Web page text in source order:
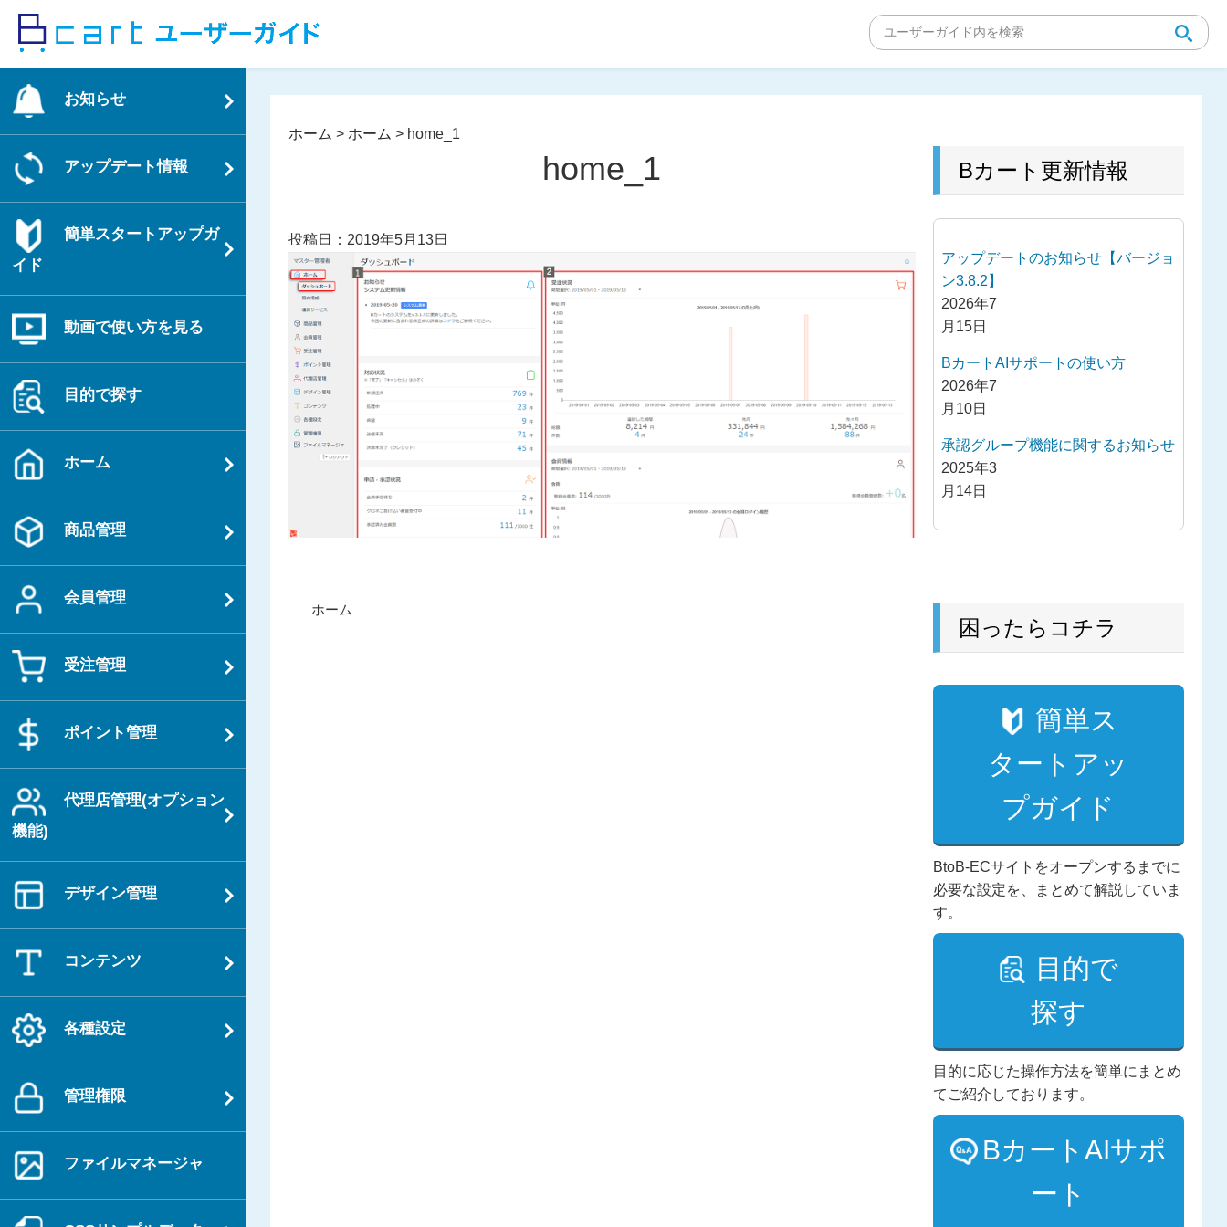
ッ
お知らせ
アップデート情報
簡単スタートアップガ
イド
動画で使い方を見る
目的で探す
ホーム
商品管理
会員管理
受注管理
ポイント管理
代理店管理(オプション
機能)
デザイン管理
コンテンツ
各種設定
管理権限
ファイルマネージャ
ホーム > ホーム > home_1
home_1
投稿日：2019年5月13日
過
ホーム
Bカート更新情報
アップデートのお知らせ【バージョ
ン3.8.2】
2026年7
月15日
BカートAIサポートの使い方
2026年7
月10日
承認グループ機能に関するお知らせ
2025年3
月14日
困ったらコチラ
簡単ス
タートアッ
プガイド
BtoB-ECサイトをオープンするまでに
必要な設定を、まとめて解説していま
す。
目的で
探す
目的に応じた操作方法を簡単にまとめ
てご紹介しております。
BカートAIサポ
ート